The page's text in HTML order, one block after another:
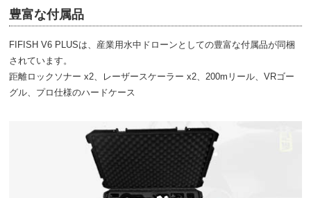
豊富な付属品
FIFISH V6 PLUSは、産業用水中ドローンとしての豊富な付属品が同梱
されています。
距離ロックソナー x2、レーザースケーラー x2、200mリール、VRゴー
グル、プロ仕様のハードケース